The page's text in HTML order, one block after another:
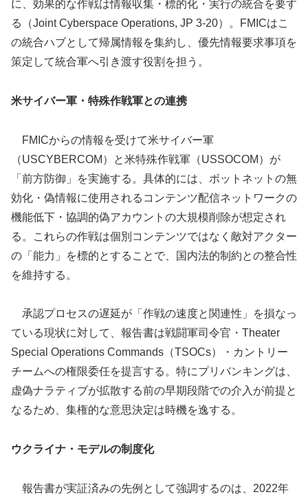
に、効果的な作戦は情報収集・標的化・実行の統合を要す
る（Joint Cyberspace Operations, JP 3-20）。FMICはこ
の統合ハブとして帰属情報を集約し、優先情報要求事項を
策定して統合軍へ引き渡す役割を担う。
米サイバー軍・特殊作戦軍との連携
FMICからの情報を受けて米サイバー軍
（USCYBERCOM）と米特殊作戦軍（USSOCOM）が
「前方防御」を実施する。具体的には、ボットネットの無
効化・偽情報に使用されるコンテンツ配信ネットワークの
機能低下・協調的偽アカウントの大規模削除が想定され
る。これらの作戦は個別コンテンツではなく敵対アクター
の「能力」を標的とすることで、国内法的制約との整合性
を維持する。
承認プロセスの遅延が「作戦の速度と関連性」を損なっ
ている現状に対して、報告書は戦闘軍司令官・Theater
Special Operations Commands（TSOCs）・カントリー
チームへの権限委任を提言する。特にプリバンキングは、
虚偽ナラティブが拡散する前の早期段階での介入が前提と
なるため、集権的な意思決定は時機を逸する。
ウクライナ・モデルの制度化
報告書が実証済みの先例として強調するのは、2022年